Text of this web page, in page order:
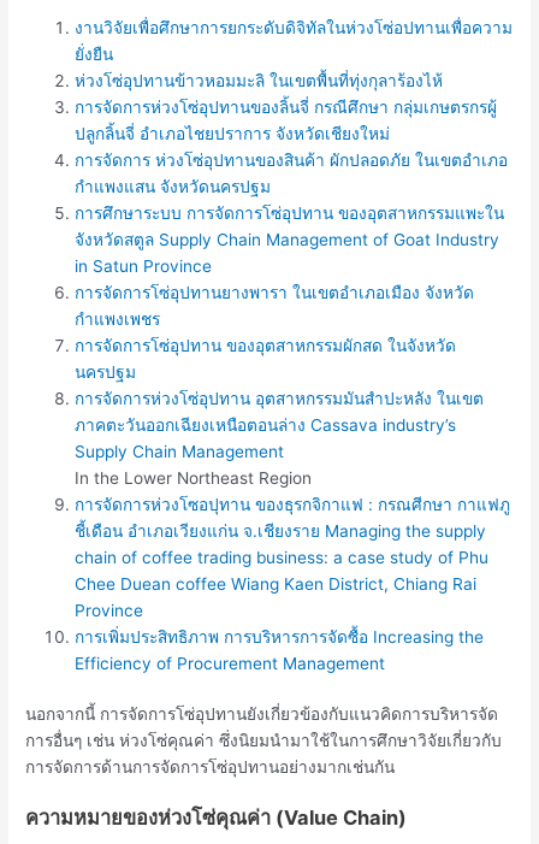
งานวิจัยเพื่อศึกษาการยกระดับดิจิทัลในห่วงโซ่อปทานเพื่อความ
ยั่งยืน
ห่วงโซ่อุปทานข้าวหอมมะลิ ในเขตพื้นที่ทุ่งกุลาร้องไห้
การจัดการห่วงโซ่อุปทานของลิ้นจี่ กรณีศึกษา กลุ่มเกษตรกรผู้
ปลูกลิ้นจี่ อำเภอไชยปราการ จังหวัดเชียงใหม่
การจัดการ ห่วงโซ่อุปทานของสินค้า ผักปลอดภัย ในเขตอำเภอ
กำแพงแสน จังหวัดนครปฐม
การศึกษาระบบ การจัดการโซ่อุปทาน ของอุตสาหกรรมแพะใน
จังหวัดสตูล Supply Chain Management of Goat Industry
in Satun Province
การจัดการโซ่อุปทานยางพารา ในเขตอำเภอเมือง จังหวัด
กำแพงเพชร
การจัดการโซ่อุปทาน ของอุตสาหกรรมผักสด ในจังหวัด
นครปฐม
การจัดการห่วงโซ่อุปทาน อุตสาหกรรมมันสำปะหลัง ในเขต
ภาคตะวันออกเฉียงเหนือตอนล่าง Cassava industry’s
Supply Chain Management
In the Lower Northeast Region
การจัดการห่วงโซอปุทาน ของธุรกจิกาแฟ : กรณศีกษา กาแฟภู
ชี้เดือน อำเภอเวียงแก่น จ.เชียงราย Managing the supply
chain of coffee trading business: a case study of Phu
Chee Duean coffee Wiang Kaen District, Chiang Rai
Province
การเพิ่มประสิทธิภาพ การบริหารการจัดซื้อ Increasing the
Efficiency of Procurement Management
นอกจากนี้ การจัดการโซ่อุปทานยังเกี่ยวข้องกับแนวคิดการบริหารจัด
การอื่นๆ เช่น ห่วงโซ่คุณค่า ซึ่งนิยมนำมาใช้ในการศึกษาวิจัยเกี่ยวกับ
การจัดการด้านการจัดการโซ่อุปทานอย่างมากเช่นกัน
ความหมายของห่วงโซ่คุณค่า (Value Chain)